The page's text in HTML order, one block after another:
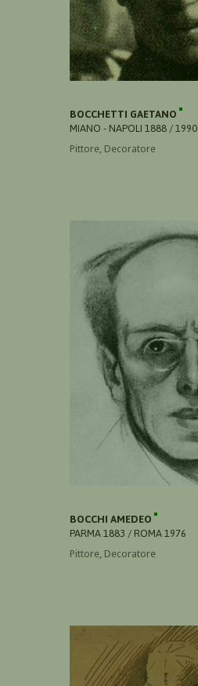
BOCCHETTI GAETANO
MIANO - NAPOLI 1888 / 1990
Pittore, Decoratore
BOCCHI AMEDEO
PARMA 1883 / ROMA 1976
Pittore, Decoratore